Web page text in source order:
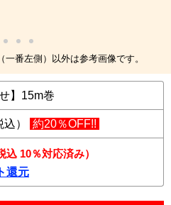
番左側）以外は参考画像です。
】15m巻
） 約20％OFF!!
込 10％対応済み）
還元